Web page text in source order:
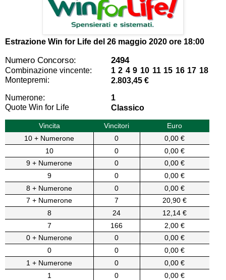
Estrazione Win for Life del 26 maggio 2020 ore 18:00
Numero Concorso: 2494
Combinazione vincente:
1 2 4 9 10 11 15 16 17 18
Montepremi:
2.803,45 €
Numerone:
1
Quote Win for Life
Classico
Vincita Vincitori
Euro
10 + Numerone
0
0,00 €
10
0
0,00 €
9 + Numerone
0
0,00 €
9
0
0,00 €
8 + Numerone
0
0,00 €
7 + Numerone
7
20,90 €
8
24
12,14 €
7
166
2,00 €
0 + Numerone
0
0,00 €
0
0
0,00 €
1 + Numerone
0
0,00 €
1
0
0,00 €